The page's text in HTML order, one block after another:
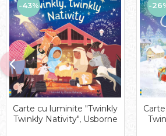
-43%
Carte cu luminite "Twinkly
Twinkly Nativity", Usborne
-